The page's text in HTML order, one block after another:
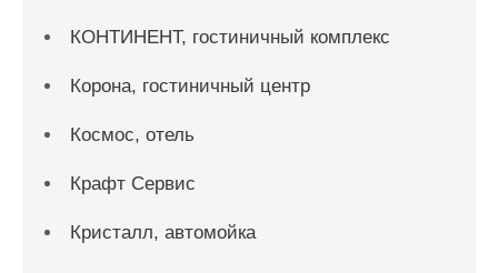
КОНТИНЕНТ, гостиничный комплекс
Корона, гостиничный центр
Космос, отель
Крафт Сервис
Кристалл, автомойка